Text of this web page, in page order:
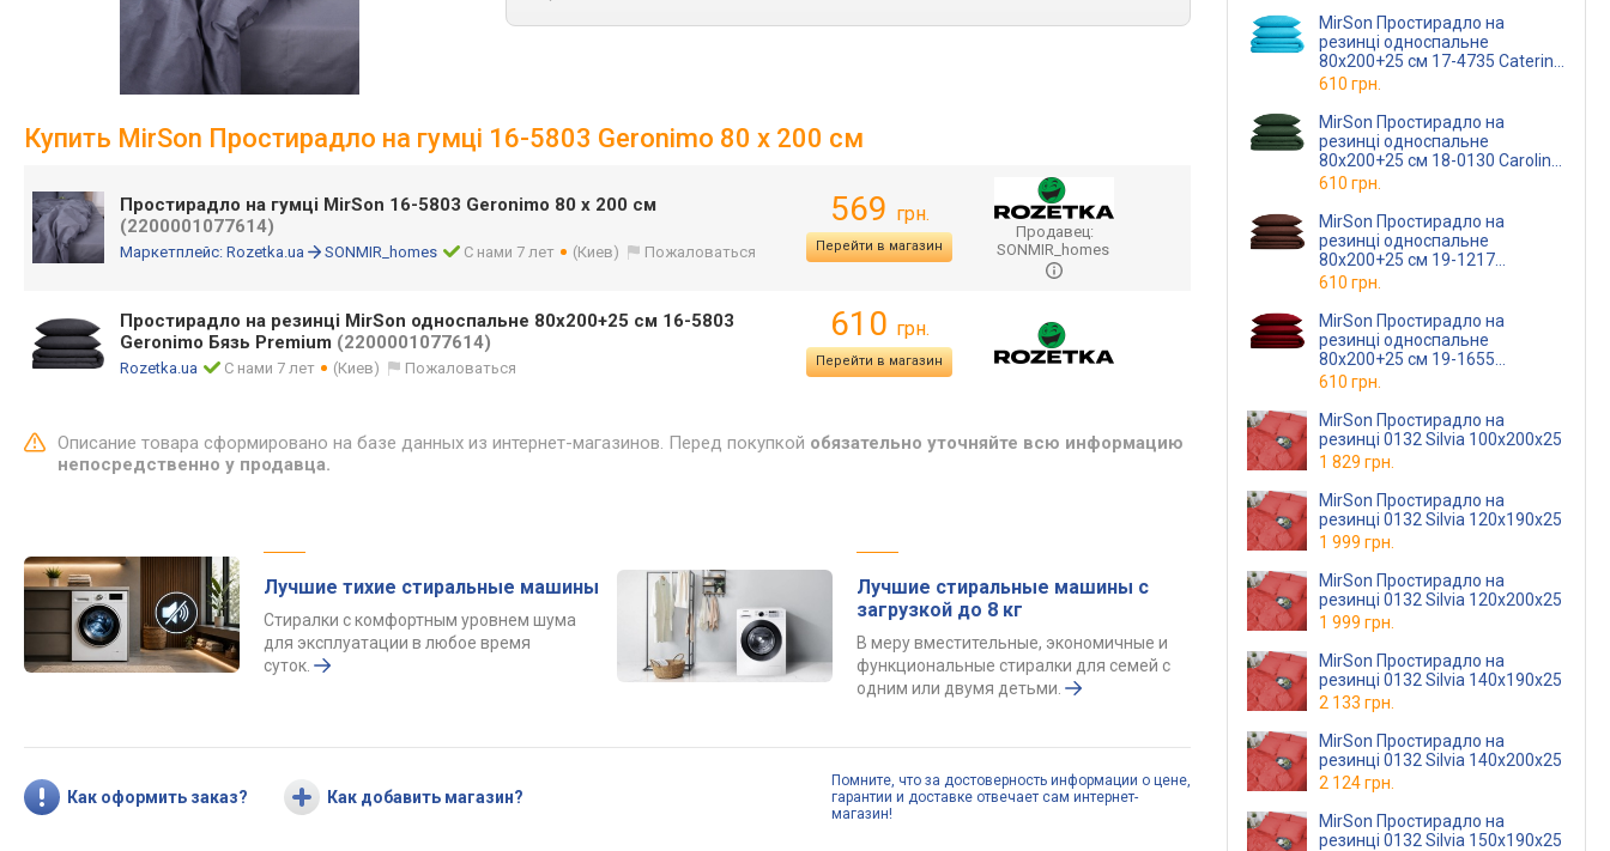
Купить MirSon Простирадло на гумці 16-5803 Geronimo 80 х 200 см
Простирадло на гумці MirSon 16-5803 Geronimo 80 х 200 см
(2200001077614)
Маркетплейс: Rozetka.ua SONMIR_homes С нами 7 лет (Киев) Пожаловаться
569 грн.
Перейти в магазин
Продавец:
SONMIR_homes
Простирадло на резинці MirSon односпальне 80x200+25 см 16-5803
Geronimo Бязь Premium (2200001077614)
Rozetka.ua С нами 7 лет (Киев) Пожаловаться
610 грн.
Перейти в магазин
Описание товара сформировано на базе данных из интернет-магазинов. Перед покупкой обязательно уточняйте всю информацию
непосредственно у продавца.
Лучшие тихие стиральные машины
Стиралки с комфортным уровнем шума
для эксплуатации в любое время
суток.
Лучшие стиральные машины с
загрузкой до 8 кг
В меру вместительные, экономичные и
функциональные стиралки для семей с
одним или двумя детьми.
Как оформить заказ? Как добавить магазин?
Помните, что за достоверность информации о цене,
гарантии и доставке отвечает сам интернет-
магазин!
MirSon Простирадло на
резинці односпальне
80x200+25 см 17-4735 Caterina
Бязь Premium
610 грн.
MirSon Простирадло на
резинці односпальне
80x200+25 см 18-0130 Carolina
Бязь Premium
610 грн.
MirSon Простирадло на
резинці односпальне
80x200+25 см 19-1217
Chocolate Perla Бязь Premium
610 грн.
MirSon Простирадло на
резинці односпальне
80x200+25 см 19-1655
Edmonda Бязь Premium
610 грн.
MirSon Простирадло на
резинці 0132 Silvia 100х200х25
1 829 грн.
MirSon Простирадло на
резинці 0132 Silvia 120х190х25
1 999 грн.
MirSon Простирадло на
резинці 0132 Silvia 120х200х25
1 999 грн.
MirSon Простирадло на
резинці 0132 Silvia 140х190х25
2 133 грн.
MirSon Простирадло на
резинці 0132 Silvia 140х200х25
2 124 грн.
MirSon Простирадло на
резинці 0132 Silvia 150х190х25